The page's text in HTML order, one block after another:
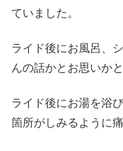
ていました。
ライド後にお風呂、
んの話かとお思いか
ライド後にお湯を浴
箇所がしみるように